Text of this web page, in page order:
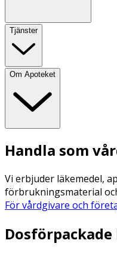
Tjänster
Om Apoteket
Handla som
Vi erbjuder läkemedel,
förbrukningsmaterial
För vårdgivare och